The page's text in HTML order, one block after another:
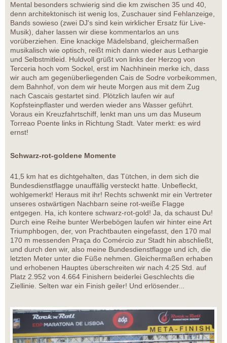
Mental besonders schwierig sind die km zwischen 35 und 40,
denn architektonisch ist wenig los, Zuschauer sind Fehlanzeige,
Bands sowieso (zwei DJ's sind kein wirklicher Ersatz für Live-
Musik), daher lassen wir diese kommentarlos an uns
vorüberziehen. Eine knackige Mädelsband, gleichermaßen
musikalisch wie optisch, reißt mich dann wieder aus Lethargie
und Selbstmitleid. Huldvoll grüßt von links der Herzog von
Terceria hoch vom Sockel, erst im Nachhinein merke ich, dass
wir auch am gegenüberliegenden Cais de Sodre vorbeikommen,
dem Bahnhof, von dem wir heute Morgen aus mit dem Zug
nach Cascais gestartet sind. Plötzlich laufen wir auf
Kopfsteinpflaster und werden wieder ans Wasser geführt.
Voraus ein Kreuzfahrtschiff, lenkt man uns um das Museum
Torreao Poente links in Richtung Stadt. Vater merkt: es wird
ernst!
Schwarz-rot-goldene Momente
41,5 km hat es dichtgehalten, das Tütchen, in dem sich die
Bundesdienstflagge unauffällig versteckt hatte. Unbefleckt,
wohlgemerkt! Heraus mit ihr! Rechts schwenkt mir ein Vertreter
unseres ostwärtigen Nachbarn seine rot-weiße Flagge
entgegen. Ha, ich kontere schwarz-rot-gold! Ja, da schaust Du!
Durch eine Reihe bunter Werbebögen laufen wir hinter eine Art
Triumphbogen, der, von Prachtbauten eingefasst, den 170 mal
170 m messenden Praça do Comércio zur Stadt hin abschließt,
und durch den wir, also meine Bundesdienstflagge und ich, die
letzten Meter unter die Füße nehmen. Gleichermaßen erhaben
und erhobenen Hauptes überschreiten wir nach 4:25 Std. auf
Platz 2.952 von 4.664 Finishern beiderlei Geschlechts die
Ziellinie. Selten war ein Finish geiler! Und erlösender...